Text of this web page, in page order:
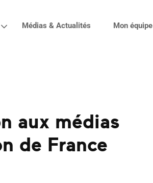
Médias & Actualités Mon équipe
aux médias
de France